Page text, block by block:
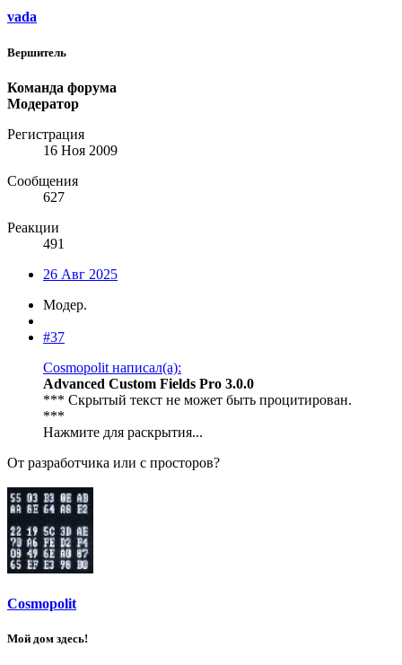
vada
Вершитель
Команда форума
Модератор
Регистрация
16 Ноя 2009
Сообщения
627
Реакции
491
26 Авг 2025
Модер.
#37
Cosmopolit написал(а):
Advanced Custom Fields Pro 3.0.0
*** Скрытый текст не может быть процитирован.
***
Нажмите для раскрытия...
От разработчика или с просторов?
Cosmopolit
Мой дом здесь!